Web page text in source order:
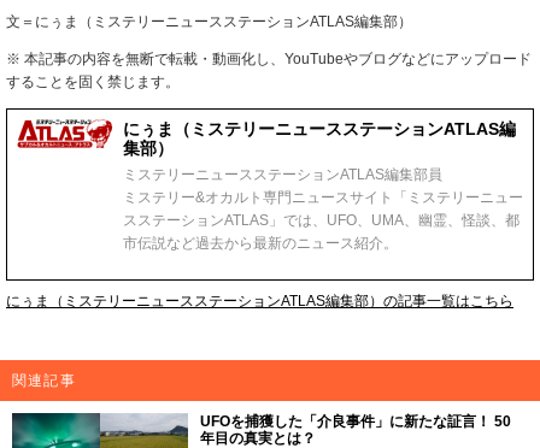
文＝にぅま（ミステリーニュースステーションATLAS編集部）
※ 本記事の内容を無断で転載・動画化し、YouTubeやブログなどにアップロード
することを固く禁じます。
にぅま（ミステリーニュースステーションATLAS編
集部）
ミステリーニュースステーションATLAS編集部員
ミステリー&オカルト専門ニュースサイト「ミステリーニュー
スステーションATLAS」では、UFO、UMA、幽霊、怪談、都
市伝説など過去から最新のニュース紹介。
にぅま（ミステリーニュースステーションATLAS編集部）の記事一覧はこちら
関連記事
UFOを捕獲した「介良事件」に新たな証言！ 50
年目の真実とは？